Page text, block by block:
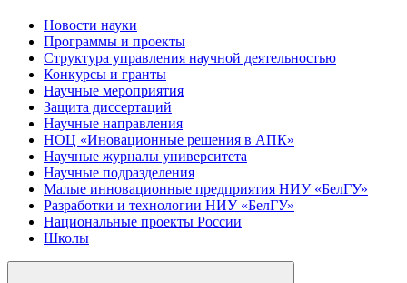
Новости науки
Программы и проекты
Структура управления научной деятельностью
Конкурсы и гранты
Научные мероприятия
Защита диссертаций
Научные направления
НОЦ «Иновационные решения в АПК»
Научные журналы университета
Научные подразделения
Малые инновационные предприятия НИУ «БелГУ»
Разработки и технологии НИУ «БелГУ»
Национальные проекты России
Школы